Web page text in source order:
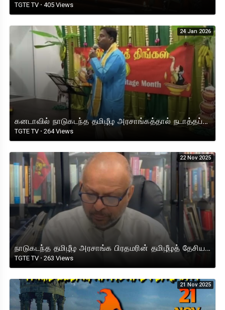
TGTE TV · 405 Views
24 Jan 2026
கனடாவில் நாடுகடந்த தமிழீழ அரசாங்கத்தால் நடாத்தப்பட்ட தமிழ் மரபுத் திங்கள் விழாவில் கவுன்சிலர் நீதன்
TGTE TV · 264 Views
22 Nov 2025
நாடுகடந்த தமிழீழ அரசாங்க பிரதமரின் தமிழீழத் தேசியக் கொடிநாள் செய்தி !
TGTE TV · 263 Views
21 Nov 2025